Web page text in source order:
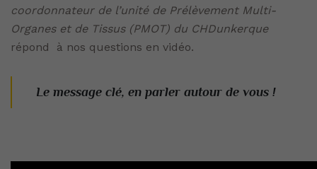
coordonnateur de l’unité de Prélèvement Multi-
Organes et de Tissus (PMOT) du CHDunkerque
répond à nos questions en vidéo.
Le message clé, en parler autour de vous !